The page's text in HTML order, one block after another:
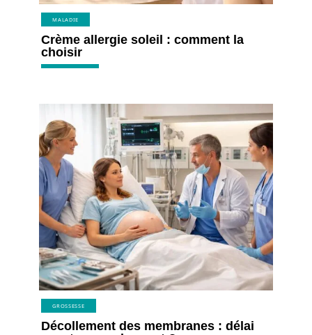
MALADIE
Crème allergie soleil : comment la
choisir
GROSSESSE
Décollement des membranes : délai